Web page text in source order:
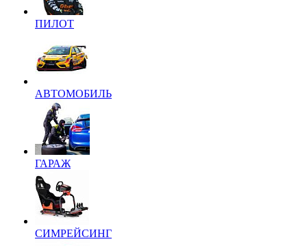
ПИЛОТ
АВТОМОБИЛЬ
ГАРАЖ
СИМРЕЙСИНГ